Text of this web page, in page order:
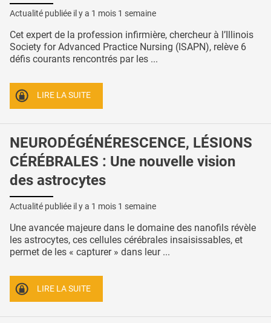
Actualité publiée il y a 1 mois 1 semaine
Cet expert de la profession infirmière, chercheur à l’Illinois
Society for Advanced Practice Nursing (ISAPN), relève 6
défis courants rencontrés par les ...
LIRE LA SUITE
NEURODÉGÉNÉRESCENCE, LÉSIONS
CÉRÉBRALES : Une nouvelle vision
des astrocytes
Actualité publiée il y a 1 mois 1 semaine
Une avancée majeure dans le domaine des nanofils révèle
les astrocytes, ces cellules cérébrales insaisissables, et
permet de les « capturer » dans leur ...
LIRE LA SUITE